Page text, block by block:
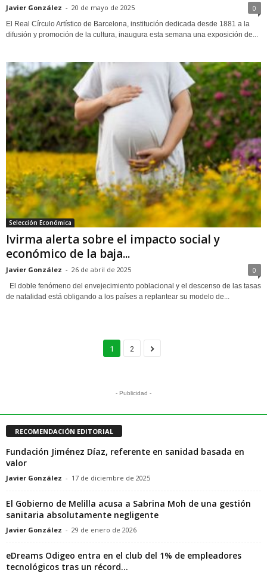
Javier González - 20 de mayo de 2025 0
El Real Círculo Artístico de Barcelona, institución dedicada desde 1881 a la
difusión y promoción de la cultura, inaugura esta semana una exposición de...
Selección Económica
Ivirma alerta sobre el impacto social y
económico de la baja...
Javier González - 26 de abril de 2025 0
El doble fenómeno del envejecimiento poblacional y el descenso de las tasas
de natalidad está obligando a los países a replantear su modelo de...
1 2
- Publicidad -
RECOMENDACIÓN EDITORIAL
Fundación Jiménez Díaz, referente en sanidad basada en
valor
Javier González - 17 de diciembre de 2025
El Gobierno de Melilla acusa a Sabrina Moh de una gestión
sanitaria absolutamente negligente
Javier González - 29 de enero de 2026
eDreams Odigeo entra en el club del 1% de empleadores
tecnológicos tras un récord...